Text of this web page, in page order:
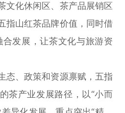
文化休闲区、茶产品展销区
指山红茶品牌价值，同时借
合发展，让茶文化与旅游资
态、政策和资源禀赋，五指
茶产业发展路径，以“小而